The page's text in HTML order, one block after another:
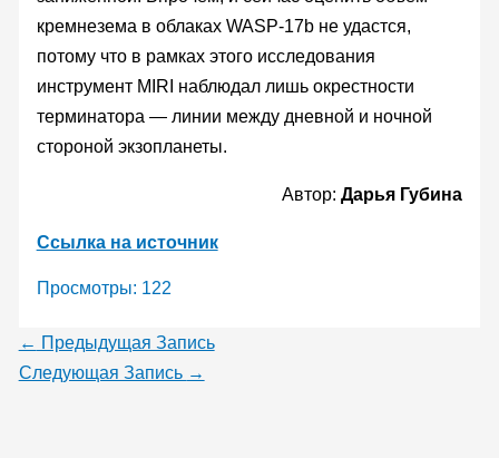
кремнезема в облаках WASP-17b не удастся,
потому что в рамках этого исследования
инструмент MIRI наблюдал лишь окрестности
терминатора — линии между дневной и ночной
стороной экзопланеты.
Автор:Дарья Губина
Ссылка на источник
Просмотры: 122
← Предыдущая Запись
Следующая Запись →